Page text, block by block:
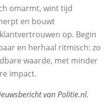
omarmt, wint tijd
en bouwt
op. Begin
en herhaal ritmisch: zo
waarde, met minder
impact.